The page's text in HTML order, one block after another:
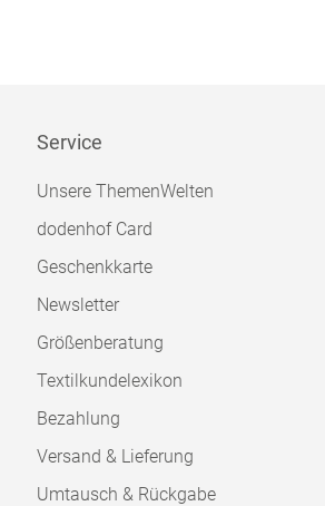
Service
Unsere ThemenWelten
dodenhof Card
Geschenkkarte
Newsletter
Größenberatung
Textilkundelexikon
Bezahlung
Versand & Lieferung
Umtausch & Rückgabe